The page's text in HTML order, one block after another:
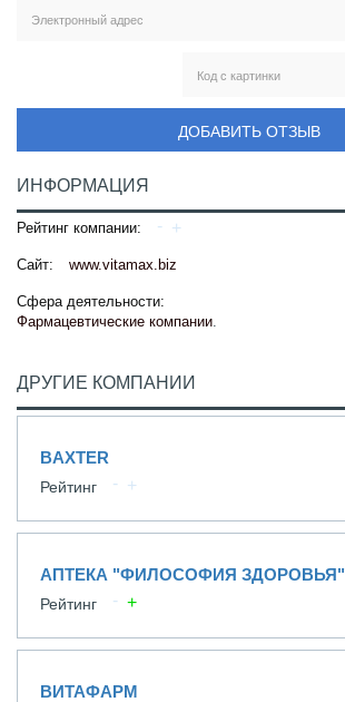
ДОБАВИТЬ ОТЗЫВ
ИНФОРМАЦИЯ
Рейтинг компании:
Сайт: www.vitamax.biz
Сфера деятельности:
Фармацевтические компании.
ДРУГИЕ КОМПАНИИ
BAXTER
Рейтинг
АПТЕКА "ФИЛОСОФИЯ ЗДОРОВЬЯ"
Рейтинг
ВИТАФАРМ